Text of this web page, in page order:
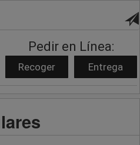
Pedir en Línea:
Recoger Entrega